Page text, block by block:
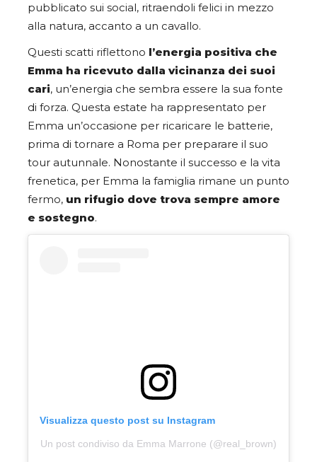
pubblicato sui social, ritraendoli felici in mezzo
alla natura, accanto a un cavallo.
Questi scatti riflettono l’energia positiva che
Emma ha ricevuto dalla vicinanza dei suoi
cari, un’energia che sembra essere la sua fonte
di forza. Questa estate ha rappresentato per
Emma un’occasione per ricaricare le batterie,
prima di tornare a Roma per preparare il suo
tour autunnale. Nonostante il successo e la vita
frenetica, per Emma la famiglia rimane un punto
fermo, un rifugio dove trova sempre amore
e sostegno.
Visualizza questo post su Instagram
Un post condiviso da Emma Marrone (@real_brown)